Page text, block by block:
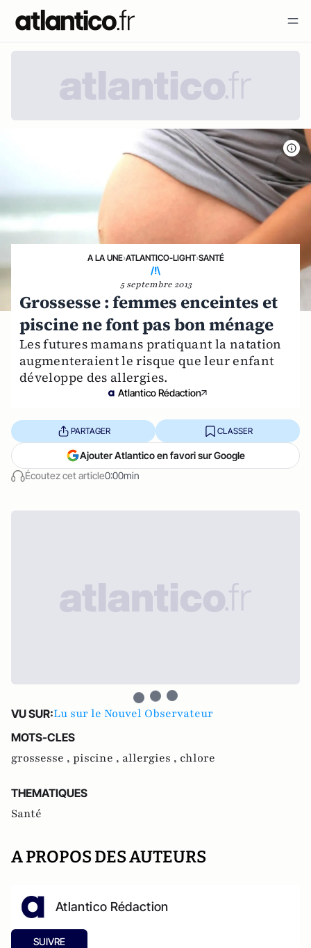
A LA UNE›ATLANTICO-LIGHT›SANTÉ
/!\
5 septembre 2013
Grossesse : femmes enceintes et
piscine ne font pas bon ménage
Les futures mamans pratiquant la natation
augmenteraient le risque que leur enfant
développe des allergies.
Atlantico Rédaction
Écoutez cet article0:00min
PARTAGER CLASSER
Ajouter Atlantico en favori sur Google
VU SUR:Lu sur le Nouvel Observateur
MOTS-CLES
grossesse , piscine , allergies , chlore
THEMATIQUES
Santé
A PROPOS DES AUTEURS
Atlantico Rédaction
SUIVRE